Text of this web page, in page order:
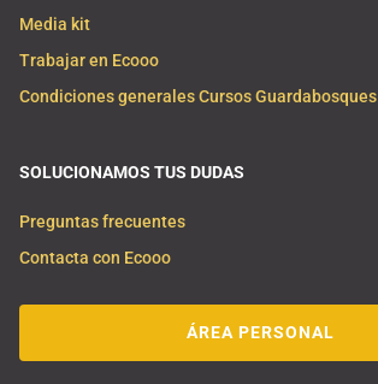
Media kit
Trabajar en Ecooo
Condiciones generales Cursos Guardabosques
SOLUCIONAMOS TUS DUDAS
Preguntas frecuentes
Contacta con Ecooo
ÁREA PERSONAL